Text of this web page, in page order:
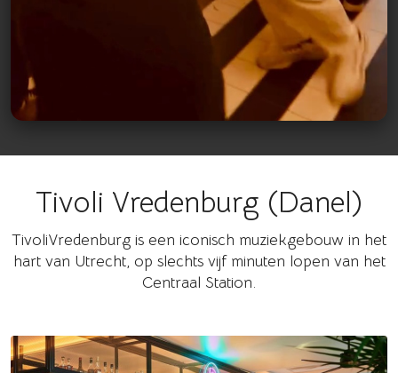
Bekijk op Instagram
Tivoli Vredenburg (Danel)
TivoliVredenburg is een iconisch muziekgebouw in het
hart van Utrecht, op slechts vijf minuten lopen van het
Centraal Station.